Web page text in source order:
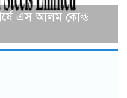
এস আলম কোল্ড